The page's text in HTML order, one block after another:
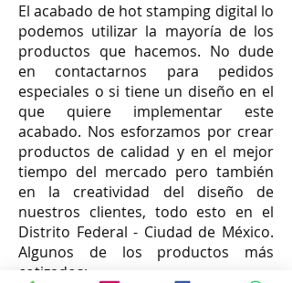
El acabado de hot stamping digital lo
podemos utilizar la mayoría de los
productos que hacemos. No dude
en contactarnos para pedidos
especiales o si tiene un diseño en el
que quiere implementar este
acabado. Nos esforzamos por crear
productos de calidad y en el mejor
tiempo del mercado pero también
en la creatividad del diseño de
nuestros clientes, todo esto en el
Distrito Federal - Ciudad de México.
Algunos de los productos más
cotizados: